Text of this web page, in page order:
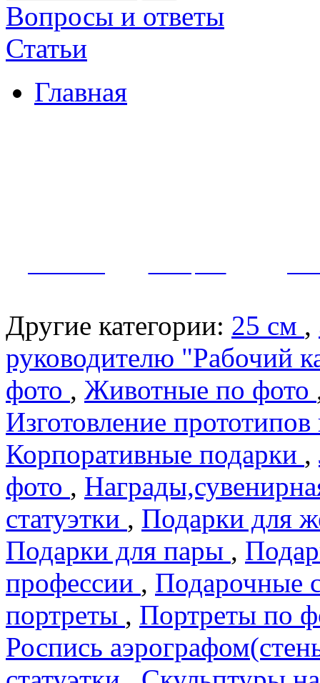
Вопросы и ответы
Статьи
Главная
Другие категории: 25 см ,
руководителю "Рабочий
фото , Животные по фото
Изготовление
Корпоративные подарки ,
фото ,
статуэтки , Подарки для
Подарки для пары ,
профеcсии , Подарочные
портреты , Портреты по
Роспись